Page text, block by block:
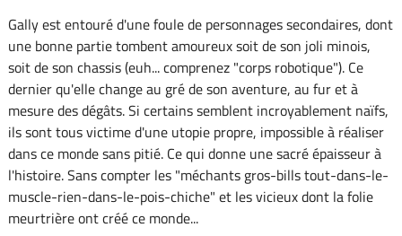
Gally est entouré d'une foule de personnages secondaires, dont
une bonne partie tombent amoureux soit de son joli minois,
soit de son chassis (euh... comprenez "corps robotique"). Ce
dernier qu'elle change au gré de son aventure, au fur et à
mesure des dégâts. Si certains semblent incroyablement naïfs,
ils sont tous victime d'une utopie propre, impossible à réaliser
dans ce monde sans pitié. Ce qui donne une sacré épaisseur à
l'histoire. Sans compter les "méchants gros-bills tout-dans-le-
muscle-rien-dans-le-pois-chiche" et les vicieux dont la folie
meurtrière ont créé ce monde...